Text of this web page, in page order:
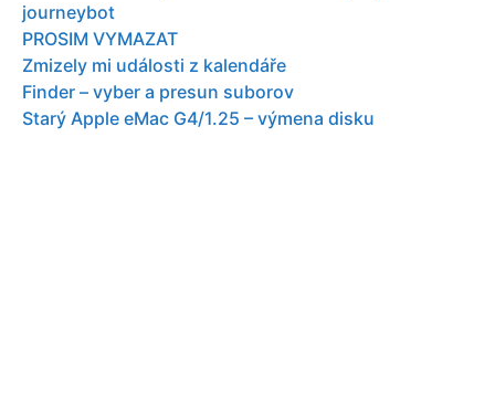
journeybot
PROSIM VYMAZAT
Zmizely mi události z kalendáře
Finder – vyber a presun suborov
Starý Apple eMac G4/1.25 – výmena disku